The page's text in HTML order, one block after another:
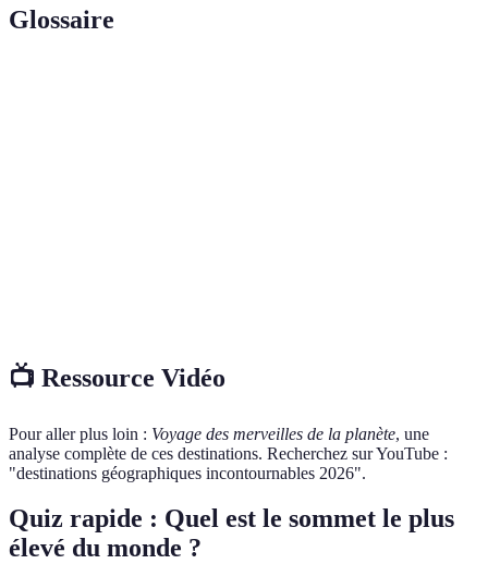
Glossaire
📺 Ressource Vidéo
Pour aller plus loin : Voyage des merveilles de la planète, une
analyse complète de ces destinations. Recherchez sur YouTube :
"destinations géographiques incontournables 2026".
Quiz rapide : Quel est le sommet le plus
élevé du monde ?